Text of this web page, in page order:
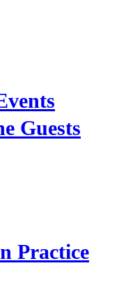
Guests
Practice